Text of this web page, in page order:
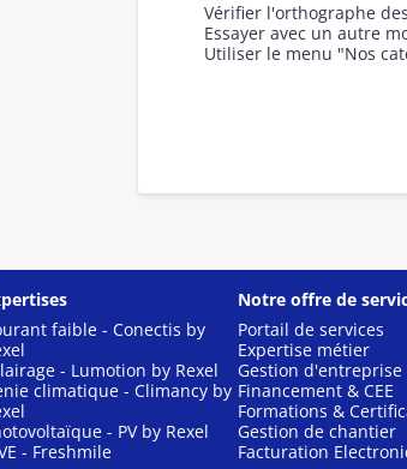
Vérifier l'orthographe
Essayer avec un autre
Utiliser le menu "Nos
faible - Conectis by
- Lumotion by Rexel
climatique - Climancy by
- PV by Rexel
- Freshmile
Notre offre de
Portail de services
Expertise métier
Gestion d'entreprise
Financement & CEE
Formations &
Gestion de chantier
Facturation